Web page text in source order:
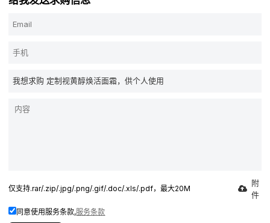
仅支持.rar/.zip/.jpg/.png/.gif/.doc/.xls/.pdf，最大20M
附
件
同意使用服务条款,服务条款